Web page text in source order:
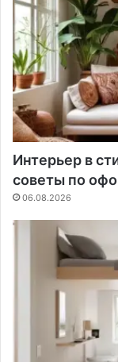
Интерьер в
советы по
06.08.2026